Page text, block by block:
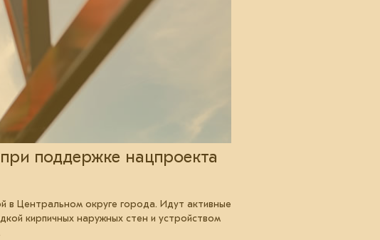
поддержке нацпроекта
в Центральном округе города. Идут активные
кирпичных наружных стен и устройством